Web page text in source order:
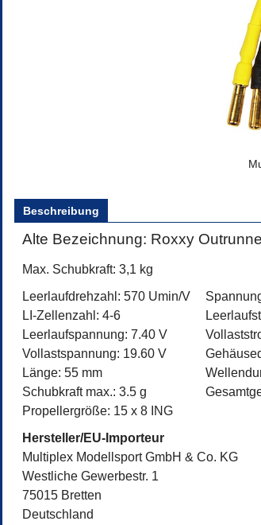
Beschreibung
Alte Bezeichnung: Roxxy
Max. Schubkraft: 3,1 kg
Leerlaufdrehzahl: 570 Umin/V
LI-Zellenzahl: 4-6
Leerlaufspannung: 7.40 V
Vollastspannung: 19.60 V
Länge: 55 mm
Schubkraft max.: 3.5 g
Propellergröße: 15 x 8 ING
Hersteller/EU-Importeur
Multiplex Modellsport GmbH & Co. KG
Westliche Gewerbestr. 1
75015 Bretten
Deutschland